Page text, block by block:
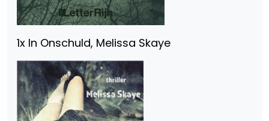
1x In Onschuld, Melissa Skaye